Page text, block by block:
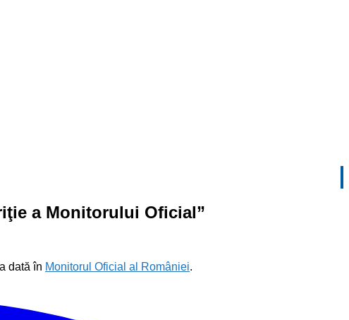
a Monitorului Oficial”
dată în Monitorul Oficial al României.